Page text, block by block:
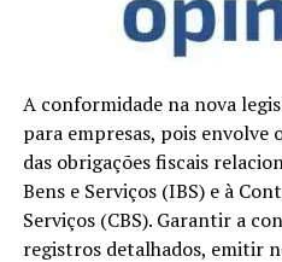
gerador próprios de
Referências:
Constituição
Créditos de Imagem:
TÓPICOS RELACIONADOS:
DIREITO TRIBUTÁRIO
TRIBUTOS
casos de urgência, onde
implementadas
geral é que o contribuinte
antecedência.
Esse princípio se torna
discussões atuais sobre a
mudanças relacionadas ao
mudança traz impactos
A conformidade na nova
para empresas, pois
das obrigações fiscais
Bens e Serviços (IBS) e à
Serviços (CBS). Garantir a
registros detalhados, emitir